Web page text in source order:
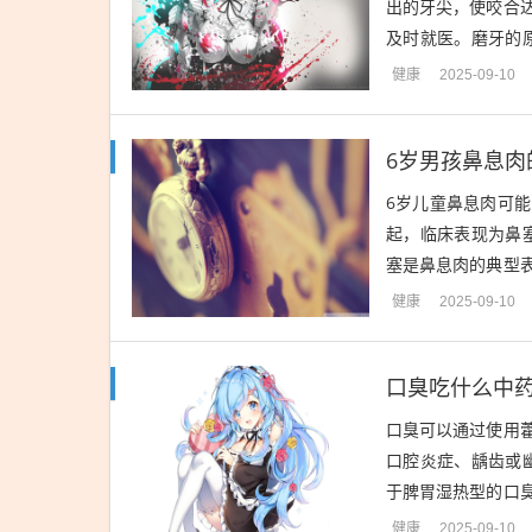
出的牙尖，使咬合
及时就医。磨牙的
谢变化、营养障...
健康 2025-09-10
6岁男孩鼻息
6岁儿童鼻息肉可
起，临床表现为鼻
塞是鼻息肉的典型
生长发育。生理...
健康 2025-09-10
口臭吃什么中
口臭可以通过使用
口腔炎症、龋齿或
于脾胃湿热型的口
腻、脘腹胀满等...
健康 2025-09-10